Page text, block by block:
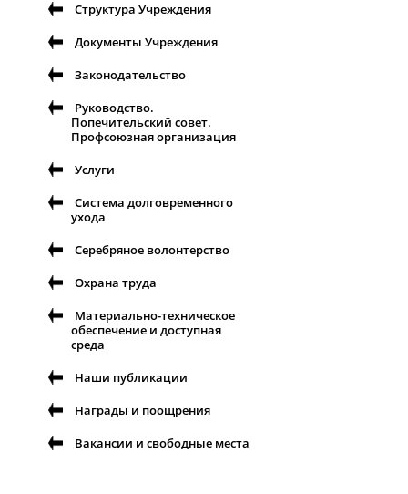
Структура Учреждения
Документы Учреждения
Законодательство
Руководство.
Попечительский совет.
Профсоюзная организация
Услуги
Система долговременного
ухода
Серебряное волонтерство
Охрана труда
Материально-техническое
обеспечение и доступная
среда
Наши публикации
Награды и поощрения
Вакансии и свободные места